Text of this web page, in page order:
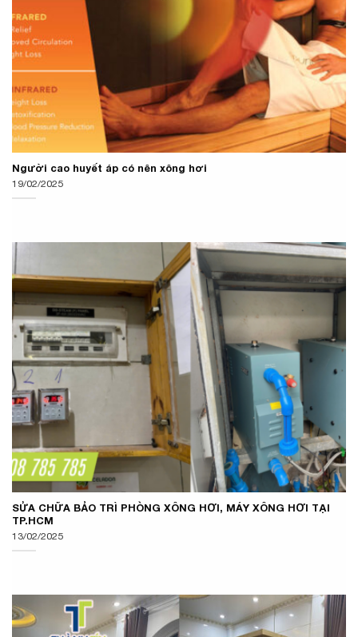
Người cao huyết áp có nên xông hơi
19/02/2025
SỬA CHỮA BẢO TRÌ PHÒNG XÔNG HƠI, MÁY XÔNG HƠI TẠI
TP.HCM
13/02/2025